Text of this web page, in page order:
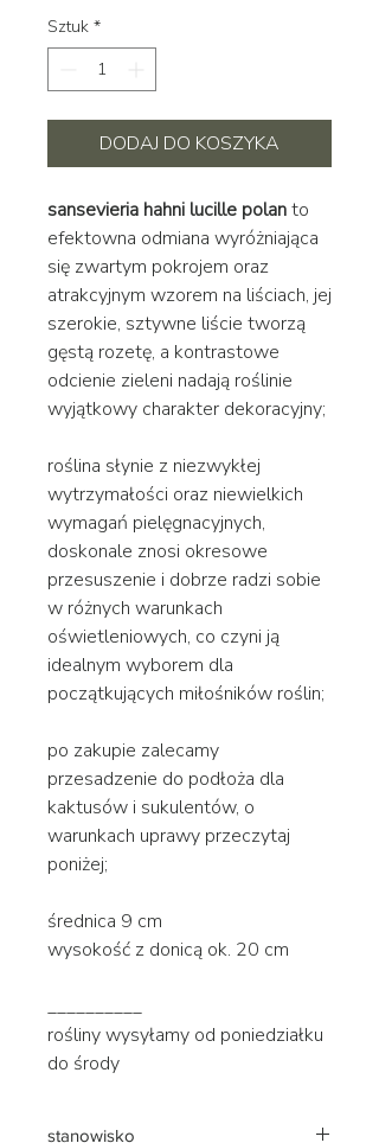
Sztuk *
DODAJ DO KOSZYKA
sansevieria hahni lucille polanto
efektowna odmiana wyróżniająca
się zwartym pokrojem oraz
atrakcyjnym wzorem na liściach, jej
szerokie, sztywne liście tworzą
gęstą rozetę, a kontrastowe
odcienie zieleni nadają roślinie
wyjątkowy charakter dekoracyjny;
roślina słynie z niezwykłej
wytrzymałości oraz niewielkich
wymagań pielęgnacyjnych,
doskonale znosi okresowe
przesuszenie i dobrze radzi sobie
w różnych warunkach
oświetleniowych, co czyni ją
idealnym wyborem dla
początkujących miłośników roślin;
po zakupie zalecamy
przesadzenie do podłoża dla
kaktusów i sukulentów, o
warunkach uprawy przeczytaj
poniżej;
średnica 9 cm
wysokość z donicą ok. 20 cm
__________
rośliny wysyłamy od poniedziałku
do środy
stanowisko